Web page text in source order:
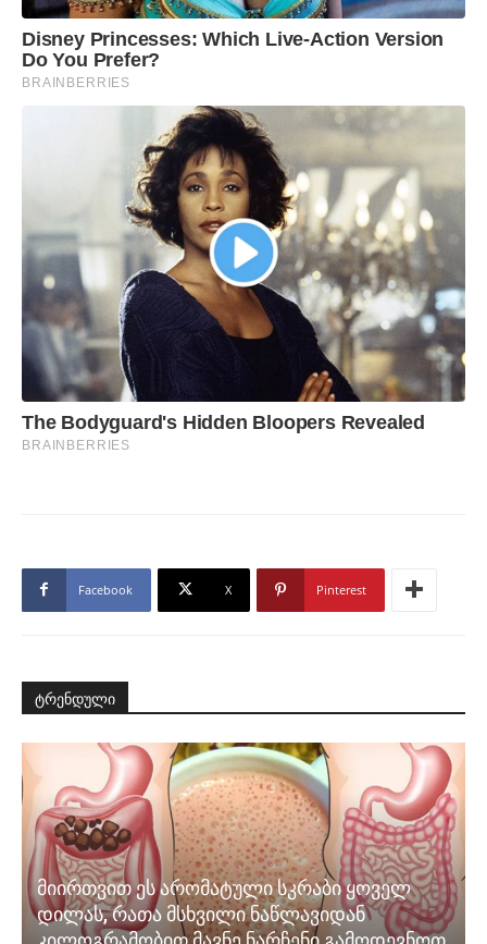
Facebook X Pinterest
ტრენდული
მიირთვით ეს არომატული სკრაბი ყოველ
დილას, რათა მსხვილი ნაწლავიდან